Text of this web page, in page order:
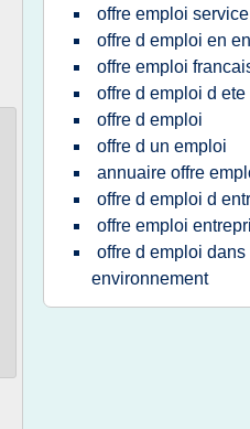
offre emploi service
offre d emploi en
offre emploi
offre d emploi d ete
offre d emploi
offre d un emploi
annuaire offre
offre d emploi d
offre emploi
offre d emploi dans l
environnement